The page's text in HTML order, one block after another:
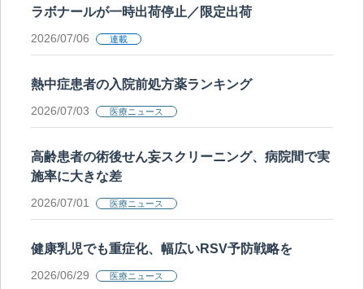
ラボナールが一時出荷停止／限定出荷
2026/07/06 連載
熱中症患者の入院前処方薬ランキング
2026/07/03 医療ニュース
高齢患者の術後せん妄スクリーニング、病院間で実
施率に大きな差
2026/07/01 医療ニュース
健康乳児でも重症化、幅広いRSV予防戦略を
2026/06/29 医療ニュース